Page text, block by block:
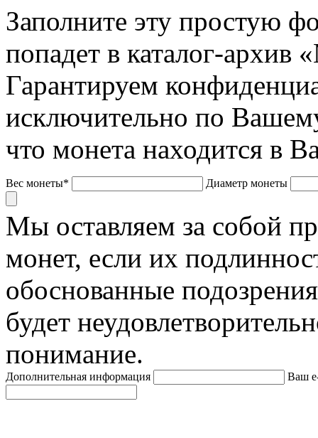
Заполните эту простую
попадет в каталог-архив
Гарантируем
исключительно по
что монета находится в
Вес монеты* Диаметр монеты
Мы оставляем за собой
монет, если их
обоснованные
будет
понимание.
Дополнительная информация Ваш